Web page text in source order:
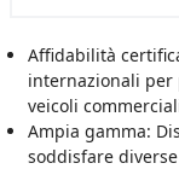
Affidabilità
internazionali
veicoli
Ampia gamma:
soddisfare